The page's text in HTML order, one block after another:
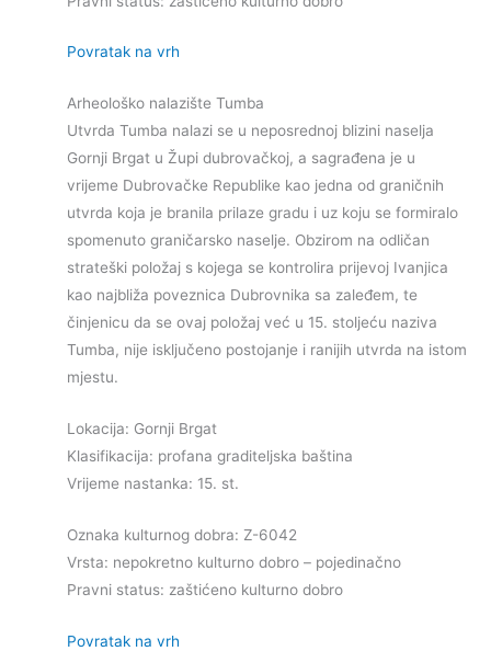
Povratak na vrh
Arheološko nalazište Tumba
Utvrda Tumba nalazi se u neposrednoj blizini naselja
Gornji Brgat u Župi dubrovačkoj, a sagrađena je u
vrijeme Dubrovačke Republike kao jedna od graničnih
utvrda koja je branila prilaze gradu i uz koju se formiralo
spomenuto graničarsko naselje. Obzirom na odličan
strateški položaj s kojega se kontrolira prijevoj Ivanjica
kao najbliža poveznica Dubrovnika sa zaleđem, te
činjenicu da se ovaj položaj već u 15. stoljeću naziva
Tumba, nije isključeno postojanje i ranijih utvrda na istom
mjestu.
Lokacija: Gornji Brgat
Klasifikacija: profana graditeljska baština
Vrijeme nastanka: 15. st.
Oznaka kulturnog dobra: Z-6042
Vrsta: nepokretno kulturno dobro – pojedinačno
Pravni status: zaštićeno kulturno dobro
Povratak na vrh